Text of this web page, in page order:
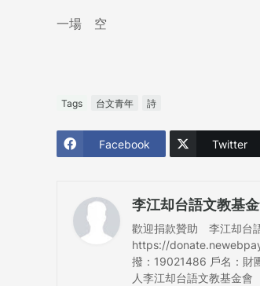
一場    空
Tags 台文青年 詩
Facebook Twitter
李江却台語文教基
歡迎捐款贊助 李江却台
https://
撥：19021486 戶名：財
人李江却台語文教基金會